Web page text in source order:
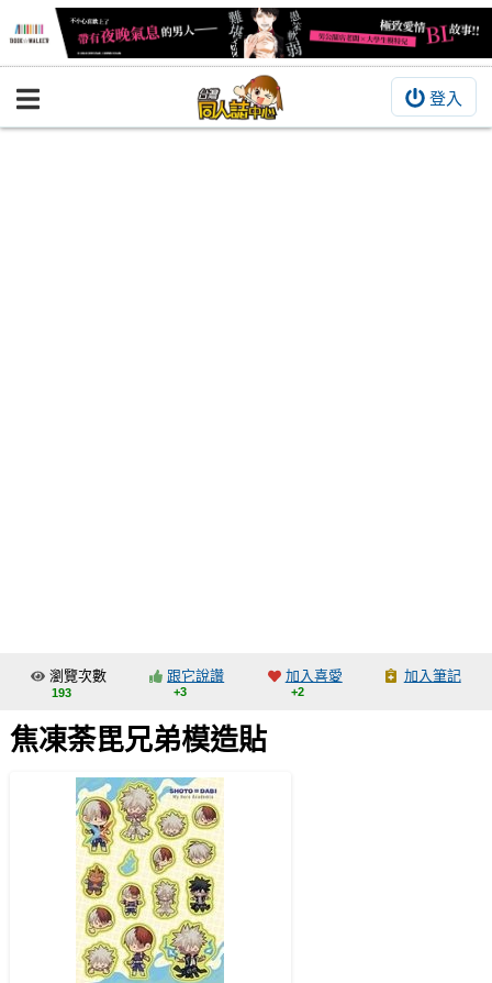
登入
BOOKY書集倉庫
交流中心
攤位轉讓區
會員中心
註冊會員
登入
瀏覽次數
193
跟它說讚
+3
加入喜愛
+2
加入筆記
焦凍荼毘兄弟模造貼